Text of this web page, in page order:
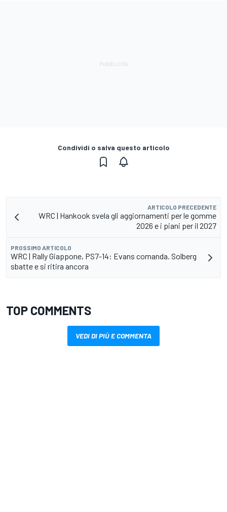
Condividi o salva questo articolo
ARTICOLO PRECEDENTE
WRC | Hankook svela gli aggiornamenti per le gomme
2026 e i piani per il 2027
PROSSIMO ARTICOLO
WRC | Rally Giappone, PS7-14: Evans comanda. Solberg
sbatte e si ritira ancora
TOP COMMENTS
VEDI DI PIÙ E COMMENTA